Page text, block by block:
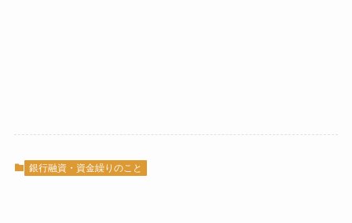
銀行融資・資金繰りのこと